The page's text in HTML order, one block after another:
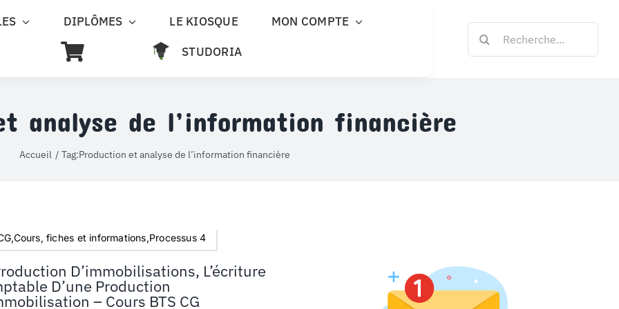
DIPLÔMES LE KIOSQUE
MON COMPTE
STUDORIA
analyse de l’information financière
Accueil Tag:Production et analyse de l’information financière
fiches et informations,Processus 4
D’immobilisations, L’écriture
D’une Production
– Cours BTS CG